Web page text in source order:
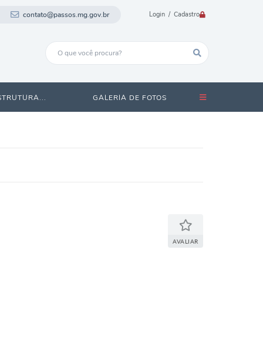
Login / Cadastro
contato@passos.mg.gov.br
GALERIA DE FOTOS
AVALIAR